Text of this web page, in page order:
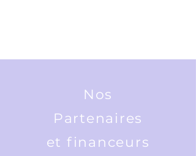
Nos
Partenaires
et financeurs